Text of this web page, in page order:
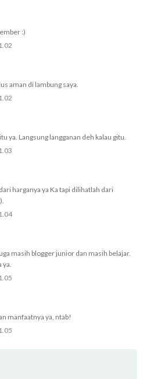
:)
aman di lambung saya.
ya. Langsung langganan deh kalau gitu.
harganya ya Ka tapi dilihatlah dari
masih blogger junior dan masih belajar.
manfaatnya ya, ntab!